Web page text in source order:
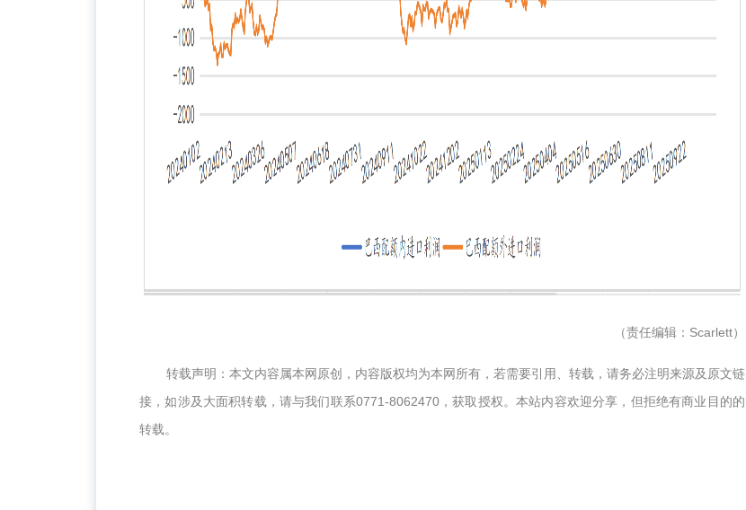
（责任编辑：Scarlett）
转载声明：本文内容属本网原创，内容版权均为本网所有，若需要引用、转载，请务必注明来源及原文链
接，如涉及大面积转载，请与我们联系0771-8062470，获取授权。本站内容欢迎分享，但拒绝有商业目的的
转载。